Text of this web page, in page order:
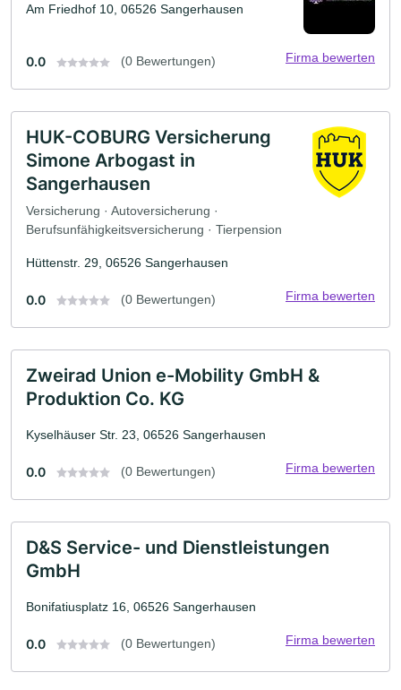
Am Friedhof 10, 06526 Sangerhausen
0.0 (0 Bewertungen) Firma bewerten
HUK-COBURG Versicherung
Simone Arbogast in
Sangerhausen
Versicherung · Autoversicherung ·
Berufsunfähigkeitsversicherung · Tierpension
Hüttenstr. 29, 06526 Sangerhausen
0.0 (0 Bewertungen) Firma bewerten
Zweirad Union e-Mobility GmbH &
Produktion Co. KG
Kyselhäuser Str. 23, 06526 Sangerhausen
0.0 (0 Bewertungen) Firma bewerten
D&S Service- und Dienstleistungen
GmbH
Bonifatiusplatz 16, 06526 Sangerhausen
0.0 (0 Bewertungen) Firma bewerten